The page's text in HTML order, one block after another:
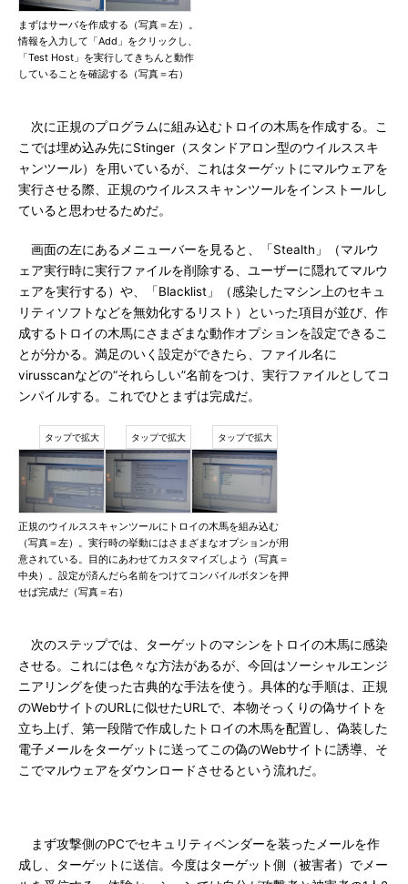
まずはサーバを作成する（写真＝左）。
情報を入力して「Add」をクリックし、
「Test Host」を実行してきちんと動作
していることを確認する（写真＝右）
次に正規のプログラムに組み込むトロイの木馬を作成する。こ
こでは埋め込み先にStinger（スタンドアロン型のウイルススキ
ャンツール）を用いているが、これはターゲットにマルウェアを
実行させる際、正規のウイルススキャンツールをインストールし
ていると思わせるためだ。
画面の左にあるメニューバーを見ると、「Stealth」（マルウ
ェア実行時に実行ファイルを削除する、ユーザーに隠れてマルウ
ェアを実行する）や、「Blacklist」（感染したマシン上のセキュ
リティソフトなどを無効化するリスト）といった項目が並び、作
成するトロイの木馬にさまざまな動作オプションを設定できるこ
とが分かる。満足のいく設定ができたら、ファイル名に
virusscanなどの“それらしい”名前をつけ、実行ファイルとしてコ
ンパイルする。これでひとまずは完成だ。
正規のウイルススキャンツールにトロイの木馬を組み込む
（写真＝左）。実行時の挙動にはさまざまなオプションが用
意されている。目的にあわせてカスタマイズしよう（写真＝
中央）。設定が済んだら名前をつけてコンパイルボタンを押
せば完成だ（写真＝右）
次のステップでは、ターゲットのマシンをトロイの木馬に感染
させる。これには色々な方法があるが、今回はソーシャルエンジ
ニアリングを使った古典的な手法を使う。具体的な手順は、正規
のWebサイトのURLに似せたURLで、本物そっくりの偽サイトを
立ち上げ、第一段階で作成したトロイの木馬を配置し、偽装した
電子メールをターゲットに送ってこの偽のWebサイトに誘導、そ
こでマルウェアをダウンロードさせるという流れだ。
まず攻撃側のPCでセキュリティベンダーを装ったメールを作
成し、ターゲットに送信。今度はターゲット側（被害者）でメー